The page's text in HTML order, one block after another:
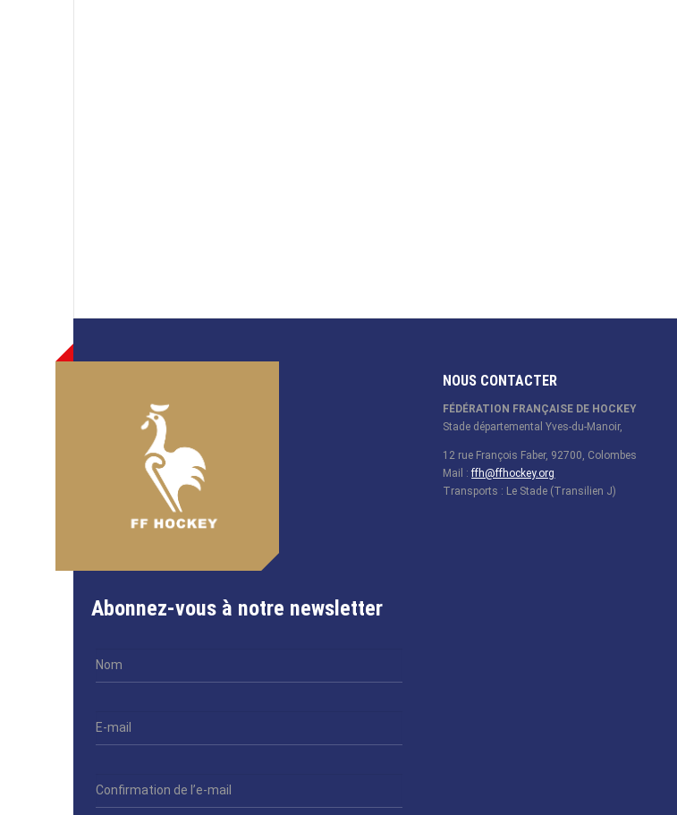
Abonnez-vous à notre newsletter
NOUS CONTACTER
FÉDÉRATION FRANÇAISE DE HOCKEY
Stade départemental Yves-du-Manoir,
12 rue François Faber, 92700, Colombes
Mail :ffh@ffhockey.org
Transports : Le Stade (Transilien J)